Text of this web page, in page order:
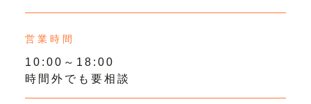
営業時間
10:00～18:00
時間外でも要相談